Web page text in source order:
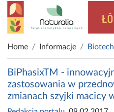
Home Informacje
BiPhasixTM -
zastosowania w
zmianach szyjki macicy